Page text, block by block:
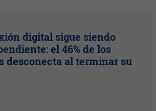
digital sigue siendo
el 46% de los
desconecta al terminar su